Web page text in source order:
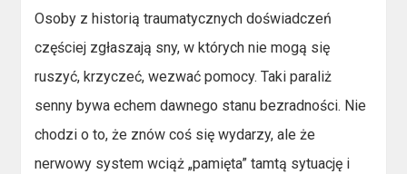
Osoby z historią traumatycznych doświadczeń
częściej zgłaszają sny, w których nie mogą się
ruszyć, krzyczeć, wezwać pomocy. Taki paraliż
senny bywa echem dawnego stanu bezradności. Nie
chodzi o to, że znów coś się wydarzy, ale że
nerwowy system wciąż „pamięta” tamtą sytuację i